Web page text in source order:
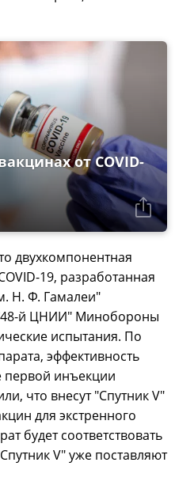
от COVID-
двухкомпонентная
19, разработанная
Н. Ф. Гамалеи"
й ЦНИИ" Минобороны
испытания. По
эффективность
первой инъекции
что внесут "Спутник V"
для экстренного
будет соответствовать
V" уже поставляют